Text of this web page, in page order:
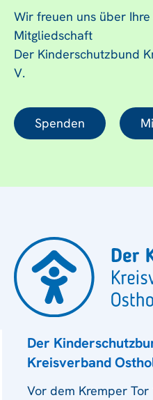
Wir freuen uns über
Mitgliedschaft
Der Kinderschutzbund
V.
Spenden
Der
Kreisverband
Vor dem Kremper Tor